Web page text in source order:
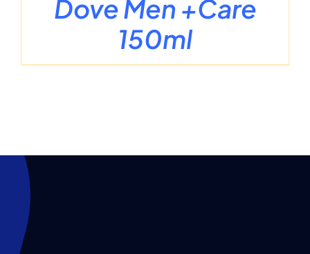
Dove Men +Care
150ml